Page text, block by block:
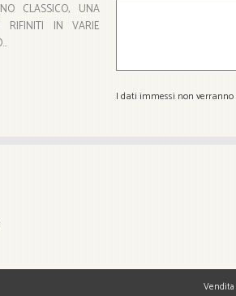
CLASSICO, UNA
RIFINITI IN VARIE
I dati immessi non